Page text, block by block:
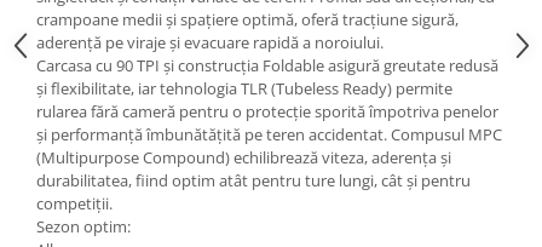
Anvelope și Camere Utilaje
https://www.doctortrotineta.ro/plata-
tbi?
forceOriginalForEdit=1&preview=00681
crampoane medii și spațiere optimă, oferă tracțiune sigură,
aderență pe viraje și evacuare rapidă a noroiului.
Carcasa cu 90 TPI și construcția Foldable asigură greutate redusă
și flexibilitate, iar tehnologia TLR (Tubeless Ready) permite
rularea fără cameră pentru o protecție sporită împotriva penelor
și performanță îmbunătățită pe teren accidentat. Compusul MPC
(Multipurpose Compound) echilibrează viteza, aderența și
durabilitatea, fiind optim atât pentru ture lungi, cât și pentru
competiții.
Sezon optim: